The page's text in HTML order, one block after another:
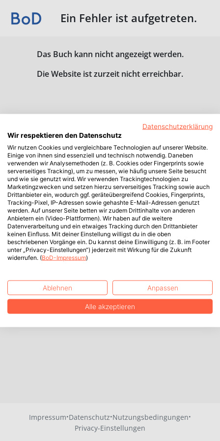
Ein Fehler ist aufgetreten.
Das Buch kann nicht angezeigt werden.
Die Website ist zurzeit nicht erreichbar.
Impressum·Datenschutz·Nutzungsbedingungen·
Privacy-Einstellungen
Datenschutzerklärung
Wir respektieren den Datenschutz
Wir nutzen Cookies und vergleichbare Technologien auf unserer Website.
Einige von ihnen sind essenziell und technisch notwendig. Daneben
verwenden wir Analysemethoden (z. B. Cookies oder Fingerprints sowie
serverseitiges Tracking), um zu messen, wie häufig unsere Seite besucht
und wie sie genutzt wird. Wir verwenden Trackingtechnologien zu
Marketingzwecken und setzen hierzu serverseitiges Tracking sowie auch
Drittanbieter ein, wodurch ggf. geräteübergreifend Cookies, Fingerprints,
Tracking-Pixel, IP-Adressen sowie gehashte E-Mail-Adressen genutzt
werden. Auf unserer Seite betten wir zudem Drittinhalte von anderen
Anbietern ein (Video-Plattformen). Wir haben auf die weitere
Datenverarbeitung und ein etwaiges Tracking durch den Drittanbieter
keinen Einfluss. Mit deiner Einstellung willigst du in die oben
beschriebenen Vorgänge ein. Du kannst deine Einwilligung (z. B. im Footer
unter „Privacy-Einstellungen“) jederzeit mit Wirkung für die Zukunft
widerrufen. (BoD-Impressum)
Ablehnen Anpassen
Alle akzeptieren